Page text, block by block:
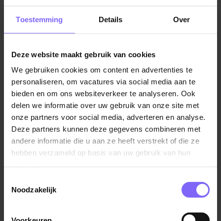
Toestemming Details Over
Deze website maakt gebruik van cookies
We gebruiken cookies om content en advertenties te
personaliseren, om vacatures via social media aan te
bieden en om ons websiteverkeer te analyseren. Ook
delen we informatie over uw gebruik van onze site met
onze partners voor social media, adverteren en analyse.
Deze partners kunnen deze gegevens combineren met
andere informatie die u aan ze heeft verstrekt of die ze
hebben verzameld op basis van uw gebruik van hun
Noodzakelijk
In deze rol begeleid je sociaal kwetsbare
volwassenen die grotendeels hun eigen leven
de dagelijkse gang van zaken. Jij biedt structuur,
bewoners om zelf regie te nemen over hun
leven.
Samen met het team en de bewoners bouw je
aan een warme, veilige woonplek én begeleid je
de stap naar een nieuwe toekomst in onze
moderne nieuwbouw.
Aanvullende uren in de Flex zijn bespreekbaar.